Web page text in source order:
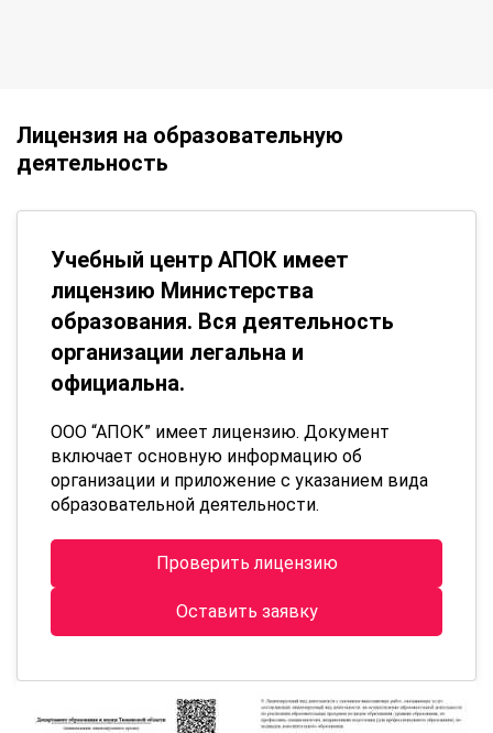
Лицензия на образовательную
деятельность
Учебный центр АПОК имеет
лицензию Министерства
образования. Вся деятельность
организации легальна и
официальна.
ООО “АПОК” имеет лицензию. Документ
включает основную информацию об
организации и приложение с указанием вида
образовательной деятельности.
Проверить лицензию
Оставить заявку